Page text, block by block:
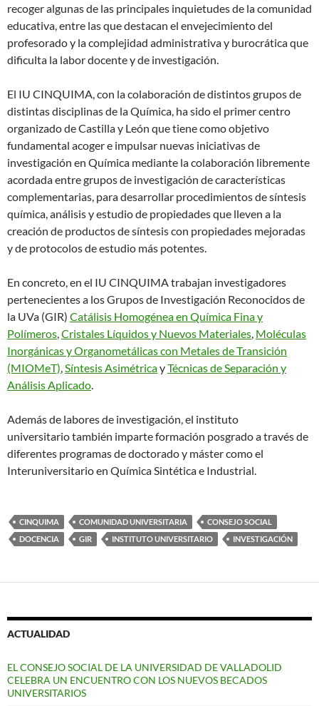
recoger algunas de las principales inquietudes de la comunidad
educativa, entre las que destacan el envejecimiento del
profesorado y la complejidad administrativa y burocrática que
dificulta la labor docente y de investigación.
El IU CINQUIMA, con la colaboración de distintos grupos de
distintas disciplinas de la Química, ha sido el primer centro
organizado de Castilla y León que tiene como objetivo
fundamental acoger e impulsar nuevas iniciativas de
investigación en Química mediante la colaboración libremente
acordada entre grupos de investigación de características
complementarias, para desarrollar procedimientos de síntesis
química, análisis y estudio de propiedades que lleven a la
creación de productos de síntesis con propiedades mejoradas
y de protocolos de estudio más potentes.
En concreto, en el IU CINQUIMA trabajan investigadores
pertenecientes a los Grupos de Investigación Reconocidos de
la UVa (GIR) Catálisis Homogénea en Química Fina y
Polímeros,Cristales Líquidos y Nuevos Materiales, Moléculas
Inorgánicas y Organometálicas con Metales de Transición
(MIOMeT),Síntesis AsimétricayTécnicas de Separación y
Análisis Aplicado.
Además de labores de investigación, el instituto
universitario también imparte formación posgrado a través de
diferentes programas de doctorado y máster como el
Interuniversitario en Química Sintética e Industrial.
CINQUIMA COMUNIDAD UNIVERSITARIA
CONSEJO SOCIAL
DOCENCIA
GIR INSTITUTO UNIVERSITARIO INVESTIGACIÓN
ACTUALIDAD
EL CONSEJO SOCIAL DE LA UNIVERSIDAD DE VALLADOLID
CELEBRA UN ENCUENTRO CON LOS NUEVOS BECADOS
UNIVERSITARIOS